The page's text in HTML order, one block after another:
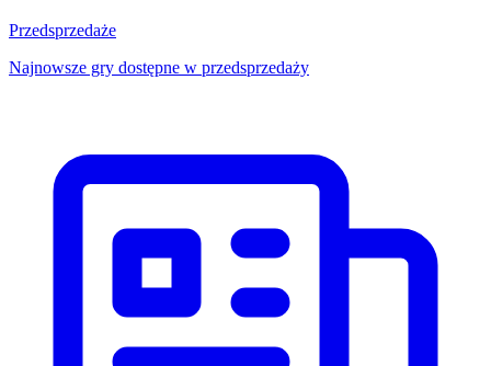
Przedsprzedaże
Najnowsze gry dostępne w przedsprzedaży